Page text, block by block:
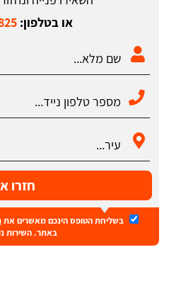
או בטלפון:
חזרו
בשליחת הטופס הינכם מאשרים את
באתר. השירות